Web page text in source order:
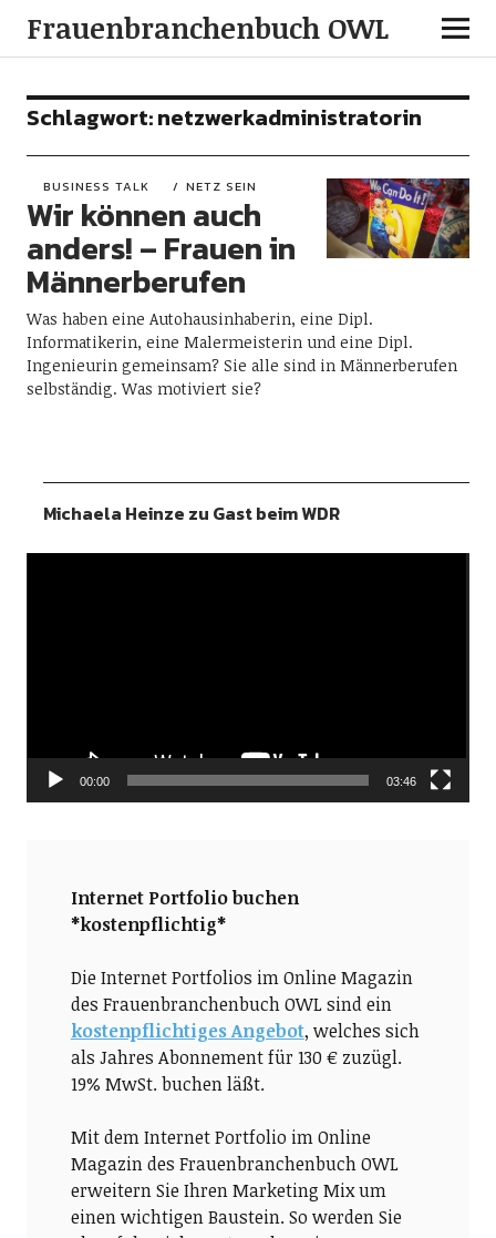
Frauenbranchenbuch OWL
Schlagwort:netzwerkadministratorin
BUSINESS TALK NETZ SEIN
Wir können auch
anders! – Frauen in
Männerberufen
Was haben eine Autohausinhaberin, eine Dipl.
Informatikerin, eine Malermeisterin und eine Dipl.
Ingenieurin gemeinsam? Sie alle sind in Männerberufen
selbständig. Was motiviert sie?
Michaela Heinze zu Gast beim WDR
00:00 03:46
Internet Portfolio buchen
*kostenpflichtig*
Die Internet Portfolios im Online Magazin
des Frauenbranchenbuch OWL sind ein
kostenpflichtiges Angebot, welches sich
als Jahres Abonnement für 130 € zuzügl.
19% MwSt. buchen läßt.
Mit dem Internet Portfolio im Online
Magazin des Frauenbranchenbuch OWL
erweitern Sie Ihren Marketing Mix um
einen wichtigen Baustein. So werden Sie